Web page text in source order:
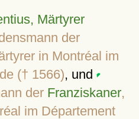
Märtyrer
der
in Montréal im
(† 1566), und
der Franziskaner,
im Département